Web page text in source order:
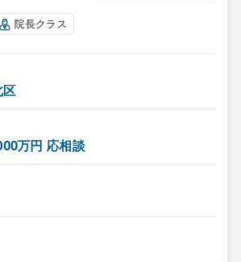
院長クラス
区
万円 応相談